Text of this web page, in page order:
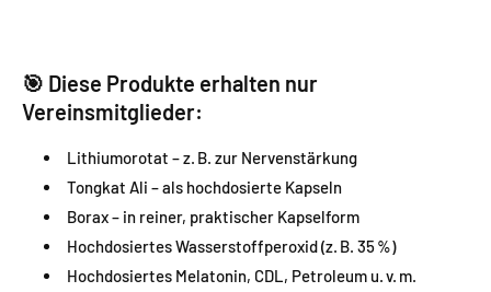
🎯 Diese Produkte erhalten nur
Vereinsmitglieder:
Lithiumorotat – z. B. zur Nervenstärkung
Tongkat Ali – als hochdosierte Kapseln
Borax – in reiner, praktischer Kapselform
Hochdosiertes Wasserstoffperoxid (z. B. 35 %)
Hochdosiertes Melatonin, CDL, Petroleum u. v. m.